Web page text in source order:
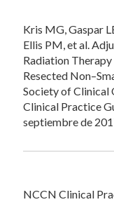
Kris MG, Gaspar
Ellis PM, et al.
Radiation
Resected
Society of Clinical
Clinical Practice
septiembre de
NCCN Clinical